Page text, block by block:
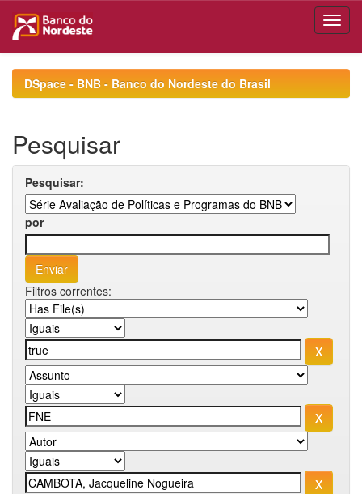
navigationDSpace - BNB - Banco do Nordeste do Brasil
Pesquisar
Pesquisar:
por
Filtros correntes: